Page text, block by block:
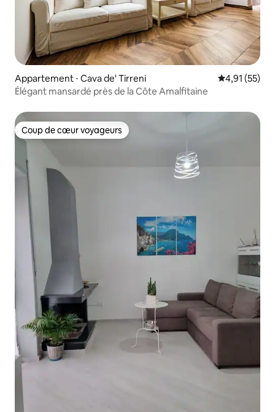
Appartement ⋅ Cava de' Tirreni Évaluation
4,91 (55)
Élégant mansardé près de la Côte Amalfitaine
Coup de cœur voyageurs
Coup de cœur voyageurs